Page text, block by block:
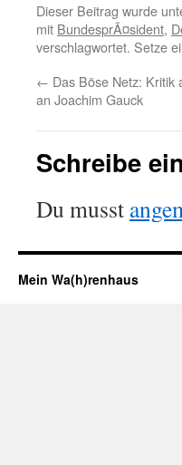
Dieser Beitrag wurde
mit BundesprÃ¤sident,
verschlagwortet. Setze
← Das Böse Netz: Kritik
an Joachim Gauck
Schreibe
Du musst
Mein Wa(h)renhaus